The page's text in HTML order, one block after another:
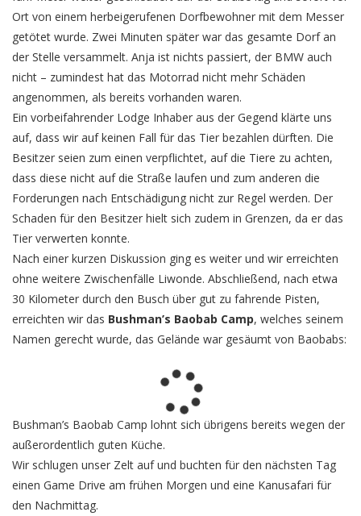
Ort von einem herbeigerufenen Dorfbewohner mit dem Messer
getötet wurde. Zwei Minuten später war das gesamte Dorf an
der Stelle versammelt. Anja ist nichts passiert, der BMW auch
nicht – zumindest hat das Motorrad nicht mehr Schäden
angenommen, als bereits vorhanden waren.
Ein vorbeifahrender Lodge Inhaber aus der Gegend klärte uns
auf, dass wir auf keinen Fall für das Tier bezahlen dürften. Die
Besitzer seien zum einen verpflichtet, auf die Tiere zu achten,
dass diese nicht auf die Straße laufen und zum anderen die
Forderungen nach Entschädigung nicht zur Regel werden. Der
Schaden für den Besitzer hielt sich zudem in Grenzen, da er das
Tier verwerten konnte.
Nach einer kurzen Diskussion ging es weiter und wir erreichten
ohne weitere Zwischenfälle Liwonde. Abschließend, nach etwa
30 Kilometer durch den Busch über gut zu fahrende Pisten,
erreichten wir das Bushman’s Baobab Camp, welches seinem
Namen gerecht wurde, das Gelände war gesäumt von Baobabs:
Bushman’s Baobab Camp lohnt sich übrigens bereits wegen der
außerordentlich guten Küche.
Wir schlugen unser Zelt auf und buchten für den nächsten Tag
einen Game Drive am frühen Morgen und eine Kanusafari für
den Nachmittag.